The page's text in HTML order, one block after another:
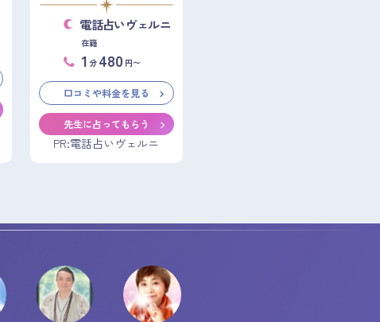
電話占いヴェルニ
在籍
1 分 480 円〜
口コミや料金を見る
先生に占ってもらう
PR:電話占いヴェルニ